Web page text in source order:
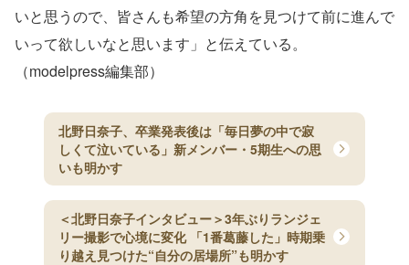
いと思うので、皆さんも希望の方角を見つけて前に進んで
いって欲しいなと思います」と伝えている。
（modelpress編集部）
北野日奈子、卒業発表後は「毎日夢の中で寂
しくて泣いている」新メンバー・5期生への思
いも明かす
＜北野日奈子インタビュー＞3年ぶりランジェ
リー撮影で心境に変化 「1番葛藤した」時期乗
り越え見つけた“自分の居場所”も明かす